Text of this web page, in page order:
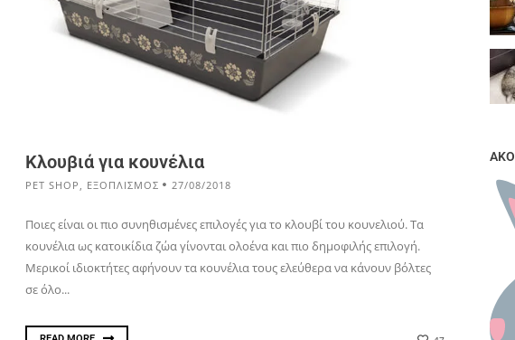
Κλουβιά για κουνέλια
PET SHOP ΕΞΟΠΛΙΣΜΟΣ 27/08/2018
Ποιες είναι οι πιο συνηθισμένες επιλογές για το κλουβί του κουνελιού. Τα
κουνέλια ως κατοικίδια ζώα γίνονται ολοένα και πιο δημοφιλής επιλογή.
Μερικοί ιδιοκτήτες αφήνουν τα κουνέλια τους ελεύθερα να κάνουν βόλτες
σε όλο...